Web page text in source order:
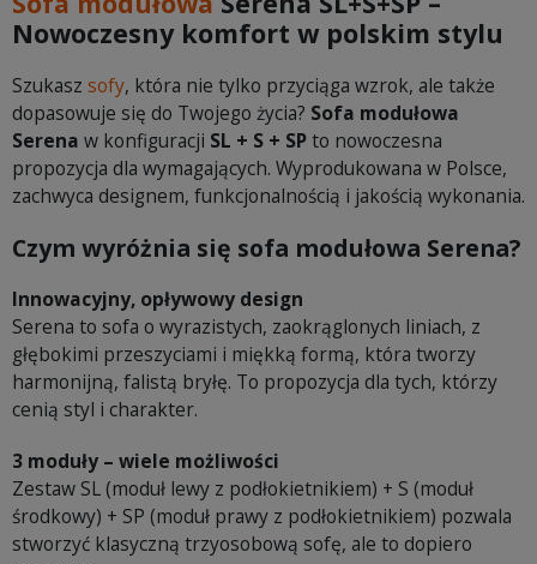
Nowoczesny komfort w polskim stylu
Szukasz sofy, która nie tylko przyciąga wzrok, ale także
dopasowuje się do Twojego życia? Sofa modułowa
Serena w konfiguracji SL + S + SPto nowoczesna
propozycja dla wymagających. Wyprodukowana w Polsce,
zachwyca designem, funkcjonalnością i jakością wykonania.
Czym wyróżnia się sofa modułowa Serena?
Innowacyjny, opływowy design
Serena to sofa o wyrazistych, zaokrąglonych liniach, z
głębokimi przeszyciami i miękką formą, która tworzy
harmonijną, falistą bryłę. To propozycja dla tych, którzy
cenią styl i charakter.
3 moduły – wiele możliwości
Zestaw SL (moduł lewy z podłokietnikiem) + S (moduł
środkowy) + SP (moduł prawy z podłokietnikiem) pozwala
stworzyć klasyczną trzyosobową sofę, ale to dopiero